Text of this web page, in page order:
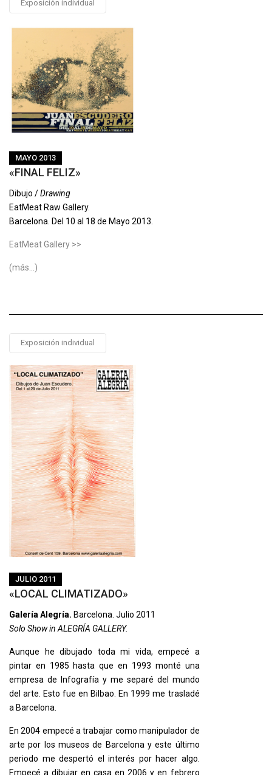
Exposición individual
MAYO 2013
«FINAL FELIZ»
Dibujo /Drawing
EatMeat Raw Gallery.
Barcelona. Del 10 al 18 de Mayo 2013.
EatMeat Gallery >>
(más…)
Exposición individual
JULIO 2011
«LOCAL CLIMATIZADO»
Galería Alegría. Barcelona. Julio 2011
Solo Show in ALEGRÍA GALLERY.
Aunque he dibujado toda mi vida, empecé a
pintar en 1985 hasta que en 1993 monté una
empresa de Infografía y me separé del mundo
del arte. Esto fue en Bilbao. En 1999 me trasladé
a Barcelona.
En 2004 empecé a trabajar como manipulador de
arte por los museos de Barcelona y este último
periodo me despertó el interés por hacer algo.
Empecé a dibujar en casa en 2006 y en febrero